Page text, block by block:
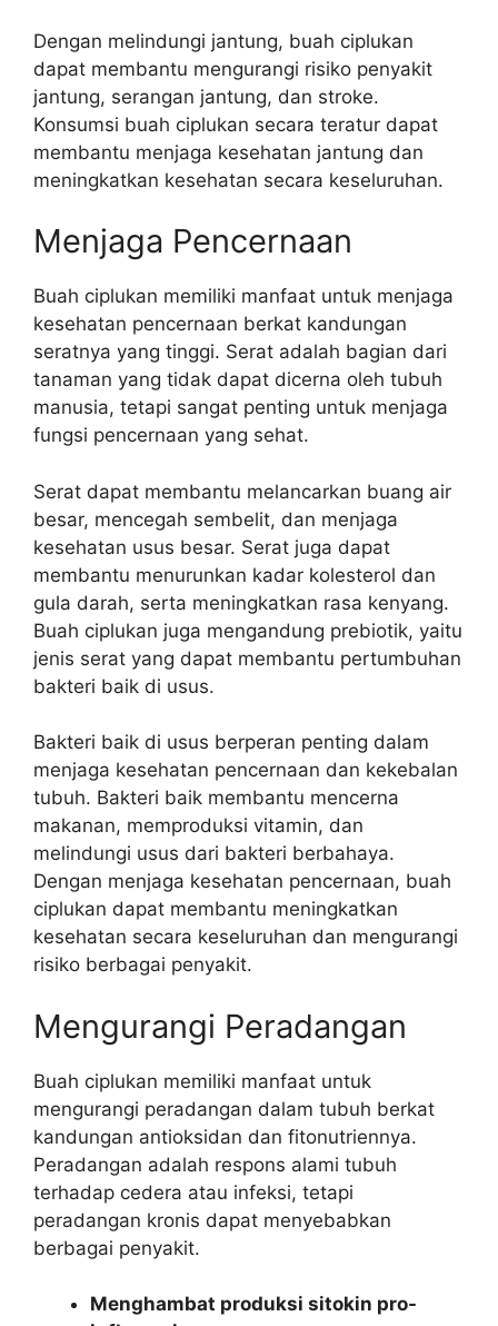
Dengan melindungi jantung, buah ciplukan
dapat membantu mengurangi risiko penyakit
jantung, serangan jantung, dan stroke.
Konsumsi buah ciplukan secara teratur dapat
membantu menjaga kesehatan jantung dan
meningkatkan kesehatan secara keseluruhan.
Menjaga Pencernaan
Buah ciplukan memiliki manfaat untuk menjaga
kesehatan pencernaan berkat kandungan
seratnya yang tinggi. Serat adalah bagian dari
tanaman yang tidak dapat dicerna oleh tubuh
manusia, tetapi sangat penting untuk menjaga
fungsi pencernaan yang sehat.
Serat dapat membantu melancarkan buang air
besar, mencegah sembelit, dan menjaga
kesehatan usus besar. Serat juga dapat
membantu menurunkan kadar kolesterol dan
gula darah, serta meningkatkan rasa kenyang.
Buah ciplukan juga mengandung prebiotik, yaitu
jenis serat yang dapat membantu pertumbuhan
bakteri baik di usus.
Bakteri baik di usus berperan penting dalam
menjaga kesehatan pencernaan dan kekebalan
tubuh. Bakteri baik membantu mencerna
makanan, memproduksi vitamin, dan
melindungi usus dari bakteri berbahaya.
Dengan menjaga kesehatan pencernaan, buah
ciplukan dapat membantu meningkatkan
kesehatan secara keseluruhan dan mengurangi
risiko berbagai penyakit.
Mengurangi Peradangan
Buah ciplukan memiliki manfaat untuk
mengurangi peradangan dalam tubuh berkat
kandungan antioksidan dan fitonutriennya.
Peradangan adalah respons alami tubuh
terhadap cedera atau infeksi, tetapi
peradangan kronis dapat menyebabkan
berbagai penyakit.
Menghambat produksi sitokin pro-